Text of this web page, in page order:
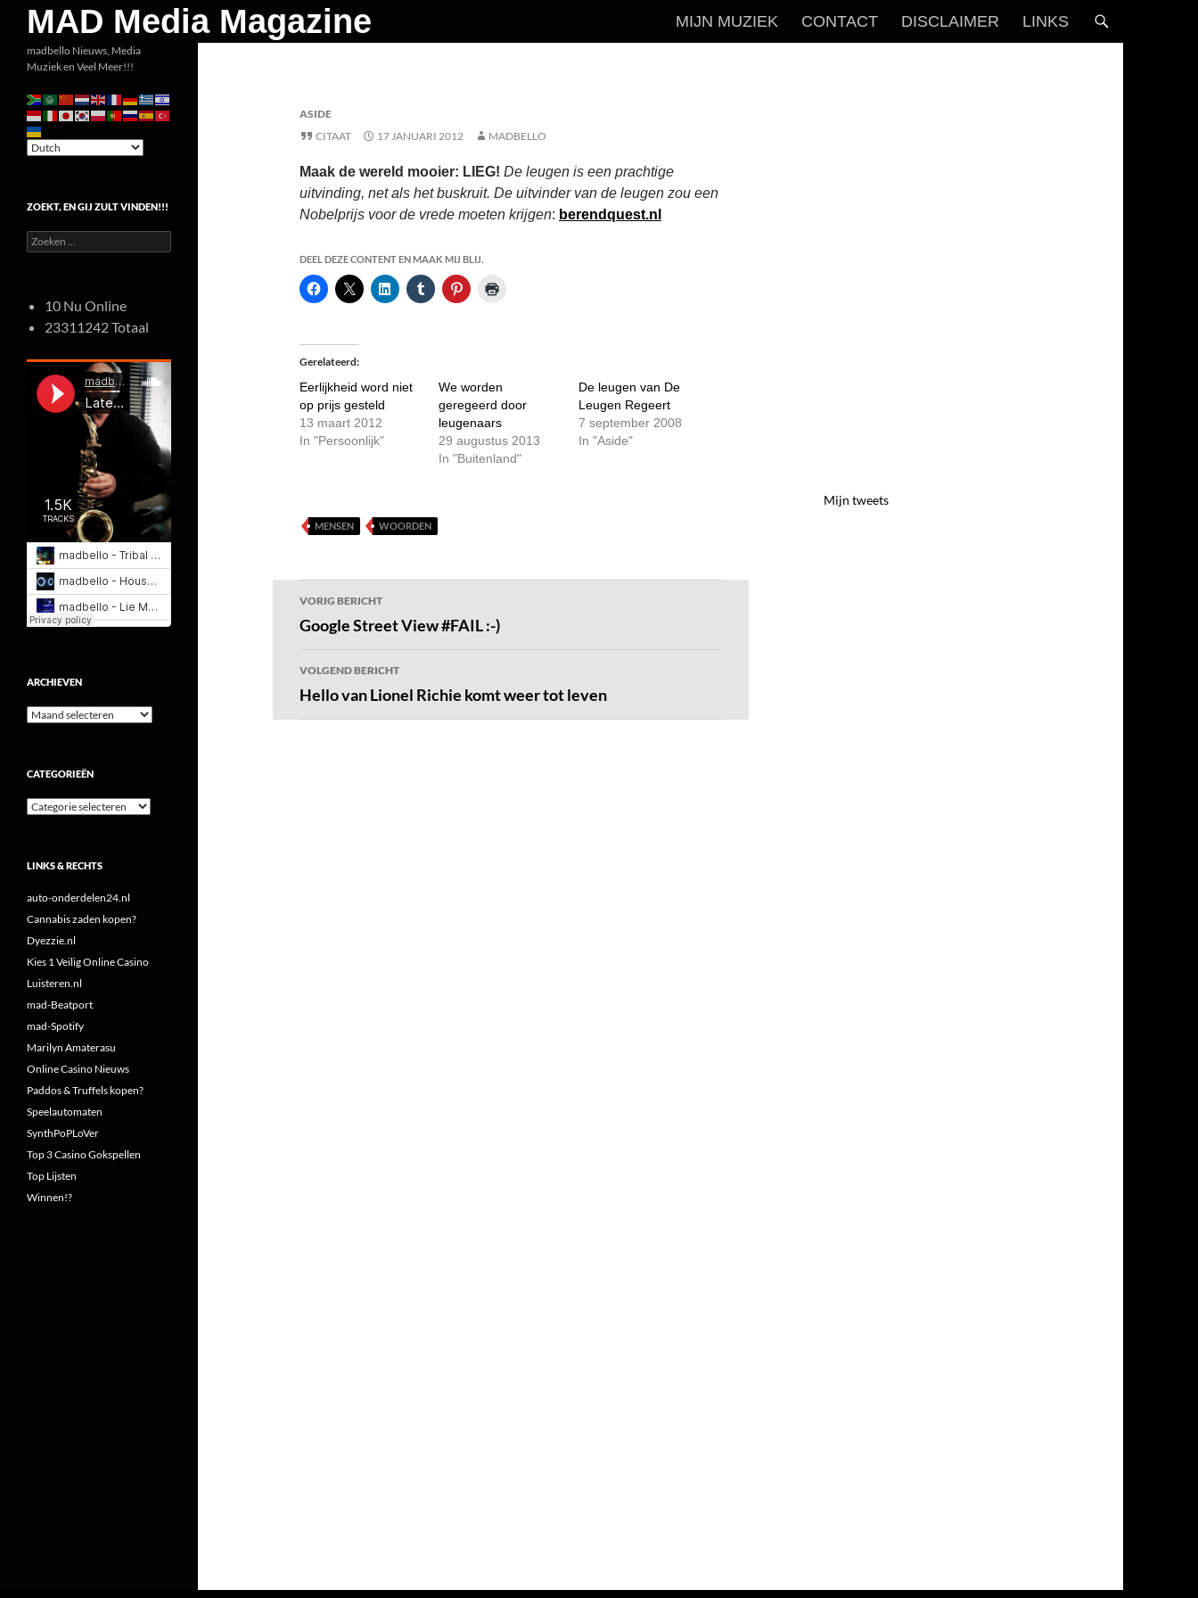
inhoud
MAD Media Magazine
Zoeken
MIJN MUZIEK CONTACT DISCLAIMER LINKS
ASIDE
CITAAT
17 JANUARI 2012 MADBELLO
Maak de wereld mooier: LIEG! De leugen is een prachtige
uitvinding, net als het buskruit. De uitvinder van de leugen zou een
Nobelprijs voor de vrede moeten krijgen: berendquest.nl
DEEL DEZE CONTENT EN MAAK MIJ BLIJ.
Gerelateerd
Eerlijkheid word niet
op prijs gesteld
13 maart 2012
In "Persoonlijk"
We worden
geregeerd door
leugenaars
29 augustus 2013
In "Buitenland"
De leugen van De
Leugen Regeert
7 september 2008
In "Aside"
MENSEN WOORDEN
Bericht
navigatie
VORIG BERICHT
Google Street View #FAIL :-)
VOLGEND BERICHT
Hello van Lionel Richie komt weer tot leven
Mijn tweets
madbello Nieuws, Media
Muziek en Veel Meer!!!
ZOEKT, EN GIJ ZULT VINDEN!!!
Zoeken
naar:
10 Nu Online
23311242 Totaal
ARCHIEVEN
Archieven
CATEGORIEËN
Categorieën
LINKS & RECHTS
auto-onderdelen24.nl
Cannabis zaden kopen?
Dyezzie.nl
Kies 1 Veilig Online Casino
Luisteren.nl
mad-Beatport
mad-Spotify
Marilyn Amaterasu
Online Casino Nieuws
Paddos & Truffels kopen?
Speelautomaten
SynthPoPLoVer
Top 3 Casino Gokspellen
Top Lijsten
Winnen!?